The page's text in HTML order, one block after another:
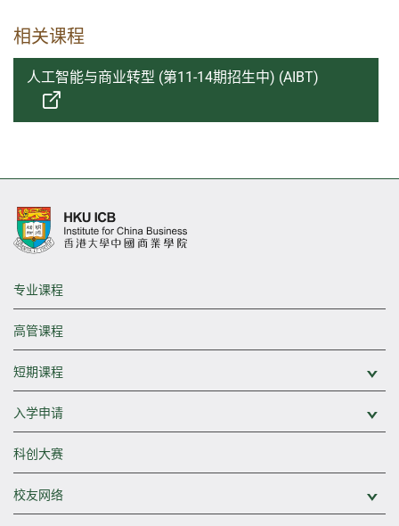
相关课程
人工智能与商业转型 (第11-14期招生中) (AIBT)
专业课程
高管课程
短期课程
入学申请
科创大赛
校友网络